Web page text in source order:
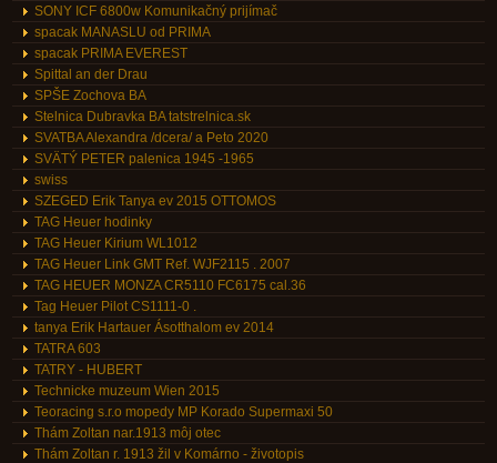
SONY ICF 6800w Komunikačný prijímač
spacak MANASLU od PRIMA
spacak PRIMA EVEREST
Spittal an der Drau
SPŠE Zochova BA
Stelnica Dubravka BA tatstrelnica.sk
SVATBA Alexandra /dcera/ a Peto 2020
SVÄTÝ PETER palenica 1945 -1965
swiss
SZEGED Erik Tanya ev 2015 OTTOMOS
TAG Heuer hodinky
TAG Heuer Kirium WL1012
TAG Heuer Link GMT Ref. WJF2115 . 2007
TAG HEUER MONZA CR5110 FC6175 cal.36
Tag Heuer Pilot CS1111-0 .
tanya Erik Hartauer Ásotthalom ev 2014
TATRA 603
TATRY - HUBERT
Technicke muzeum Wien 2015
Teoracing s.r.o mopedy MP Korado Supermaxi 50
Thám Zoltan nar.1913 môj otec
Thám Zoltan r. 1913 žil v Komárno - životopis